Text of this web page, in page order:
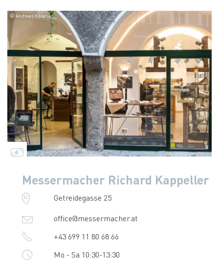
© Andreas Kolarik
Messermacher Richard Kappeller
Getreidegasse 25
office@messermacher.at
+43 699 11 80 68 66
Mo - Sa 10:30-13:30